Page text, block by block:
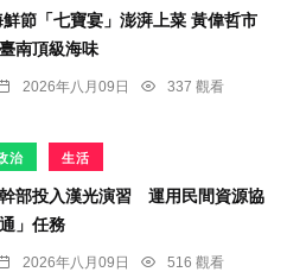
節「七寶宴」澎湃上菜 黃偉哲市
南頂級海味
2026年八月09日
337 觀看
治 生活
部投入漢光演習 運用民間資源協
」任務
2026年八月09日
516 觀看